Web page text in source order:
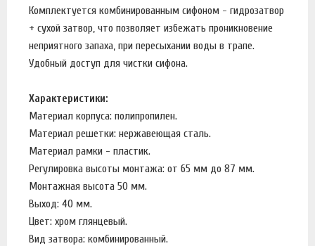
Комплектуется комбинированным сифоном - гидрозатвор
+ сухой затвор, что позволяет избежать проникновение
неприятного запаха, при пересыхании воды в трапе.
Удобный доступ для чистки сифона.
Характеристики:
Материал корпуса: полипропилен.
Материал решетки: нержавеющая сталь.
Материал рамки - пластик.
Регулировка высоты монтажа: от 65 мм до 87 мм.
Монтажная высота 50 мм.
Выход: 40 мм.
Цвет: хром глянцевый.
Вид затвора: комбинированный.